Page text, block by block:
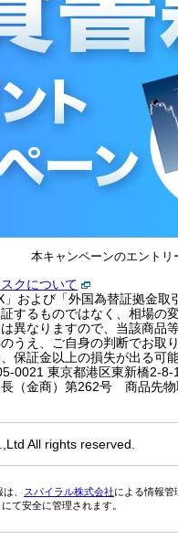
本キャンペーンのエントリ
クについて
および「外国為替証拠金
するものではなく、相場の
異なりますので、当該商品
うえ、ご自身の判断でお取
保証金以上の損失が出る可
0021 東京都港区東新橋2-
（金商）第262号 商品先物
All rights reserved.
、 スパイラル株式会社による情報管
て安全に管理されます。